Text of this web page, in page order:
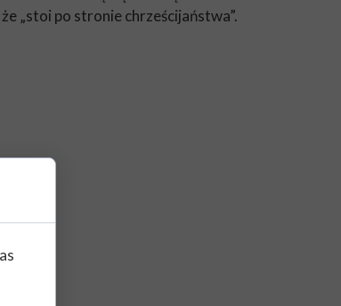
„stoi po stronie chrześcijaństwa”.